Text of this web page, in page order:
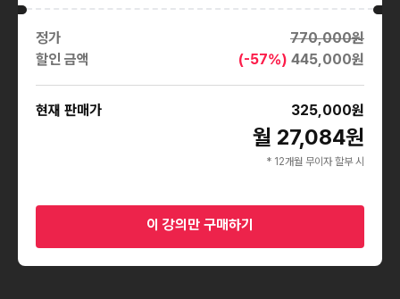
정가 770,000원
할인 금액
(-57%) 445,000원
현재 판매가 325,000원
월 27,084원
* 12개월 무이자 할부 시
이 강의만 구매하기